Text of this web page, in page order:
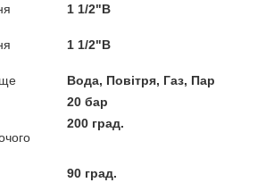
1 1/2"В
1 1/2"В
Вода, Повітря, Газ, Пар
20 бар
200 град.
90 град.